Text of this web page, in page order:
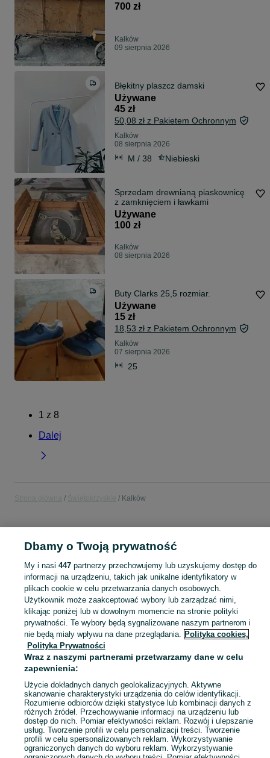
700 zł
Kałków
09 sierpnia 2026
Błękitny plaszcz damski
Używane
45 zł
50,08 zł z Pakietem Ochronnym
Kałków
08 sierpnia 2026
M / 38 Niebieski
Sprzedam drewnianą piaskownicę
z zamknięciem i ławkami
Używane
100 zł
Kałków
08 sierpnia 2026
Buty Clarks 25,5 rozmiar.
Używane
15 zł
18,53 zł z Pakietem Ochronnym
Kałków
07 sierpnia 2026
25
1 z 8
Dalej
Kałków
lemken opal pług lemken opal
Zobacz
Mapa kategorii
Mapa miejscowości
Mapa ministron
Popularne wyszukiwania
Dbamy o Twoją prywatność
My i nasi 447partnerzy przechowujemy lub uzyskujemy dostęp do
informacji na urządzeniu, takich jak unikalne identyfikatory w
plikach cookie w celu przetwarzania danych osobowych.
Użytkownik może zaakceptować wybory lub zarządzać nimi,
klikając poniżej lub w dowolnym momencie na stronie polityki
prywatności. Te wybory będą sygnalizowane naszym partnerom i
nie będą miały wpływu na dane przeglądania. Polityka cookies,
Polityka Prywatności
Wraz z naszymi partnerami przetwarzamy dane w celu
zapewnienia:
Użycie dokładnych danych geolokalizacyjnych. Aktywne
skanowanie charakterystyki urządzenia do celów identyfikacji.
Rozumienie odbiorców dzięki statystyce lub kombinacji danych z
różnych źródeł. Przechowywanie informacji na urządzeniu lub
dostęp do nich. Pomiar efektywności reklam. Rozwój i ulepszanie
usług. Tworzenie profili w celu personalizacji treści. Tworzenie
profili w celu spersonalizowanych reklam. Wykorzystywanie
ograniczonych danych do wyboru reklam. Wykorzystywanie